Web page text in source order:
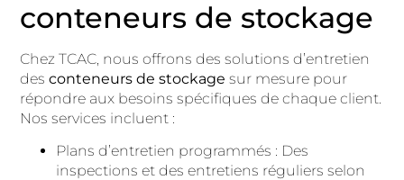
conteneurs de stockage
Chez TCAC, nous offrons des solutions d’entretien
desconteneurs de stockagesur mesure pour
répondre aux besoins spécifiques de chaque client.
Nos services incluent :
Plans d’entretien programmés : Des
inspections et des entretiens réguliers selon